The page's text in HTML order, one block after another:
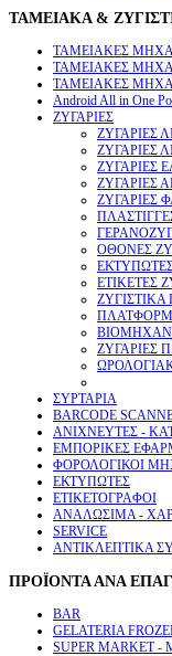
ΤΑΜΕΙΑΚΑ &
ΤΑΜΕΙΑΚΕΣ
ΤΑΜΕΙΑΚΕΣ
ΤΑΜΕΙΑΚΕΣ
Android All in One
ΖΥΓΑΡΙΕΣ
ΖΥΓΑΡΙΕΣ
ΖΥΓΑΡΙΕΣ
ΖΥΓΑΡΙΕΣ
ΖΥΓΑΡΙΕΣ
ΖΥΓΑΡΙΕΣ
ΟΘΟΝΕΣ
ΕΤΙΚΕΤΕΣ
ΖΥΓΑΡΙΕΣ
ΣΥΡΤΑΡΙΑ
BARCODE
ΑΝΙΧΝΕΥΤΕΣ -
ΕΜΠΟΡΙΚΕΣ
ΦΟΡΟΛΟΓΙΚΟΙ
ΕΚΤΥΠΩΤΕΣ
ΕΤΙΚΕΤΟΓΡΑΦΟΙ
ΑΝΑΛΩΣΙΜΑ -
SERVICE
ΑΝΤΙΚΛΕΠΤΙΚΑ
ΠΡΟΪΟΝΤΑ ΑΝΑ
BAR
GELATERIA
SUPER MARKET